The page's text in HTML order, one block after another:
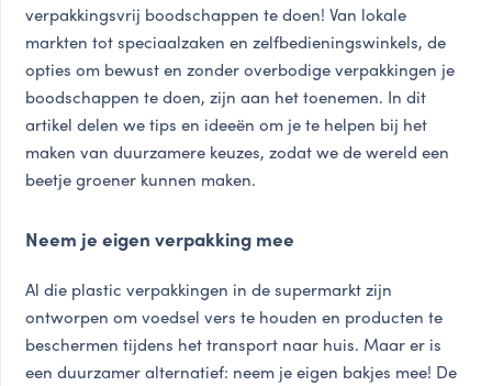
verpakkingsvrij boodschappen te doen! Van lokale
markten tot speciaalzaken en zelfbedieningswinkels, de
opties om bewust en zonder overbodige verpakkingen je
boodschappen te doen, zijn aan het toenemen. In dit
artikel delen we tips en ideeën om je te helpen bij het
maken van duurzamere keuzes, zodat we de wereld een
beetje groener kunnen maken.
Neem je eigen verpakking mee
Al die plastic verpakkingen in de supermarkt zijn
ontworpen om voedsel vers te houden en producten te
beschermen tijdens het transport naar huis. Maar er is
een duurzamer alternatief: neem je eigen bakjes mee! De